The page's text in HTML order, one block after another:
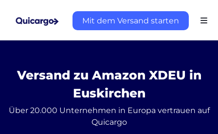
Mit dem Versand starten
Versand zu Amazon XDEU in
Euskirchen
Über 20.000 Unternehmen in Europa vertrauen auf
Quicargo